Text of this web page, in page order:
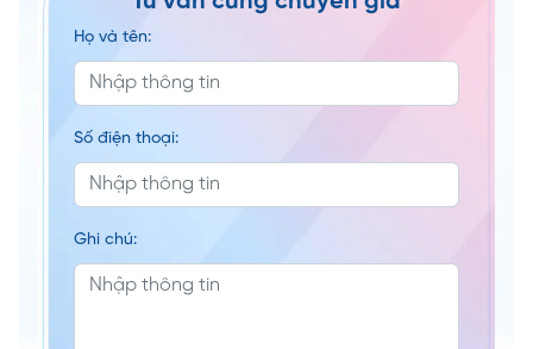
Họ và tên:
Số điện thoại:
Ghi chú: